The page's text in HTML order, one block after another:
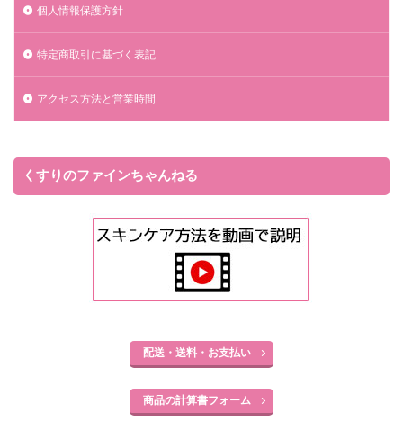
個人情報保護方針
特定商取引に基づく表記
アクセス方法と営業時間
くすりのファインちゃんねる
配送・送料・お支払い
商品の計算書フォーム